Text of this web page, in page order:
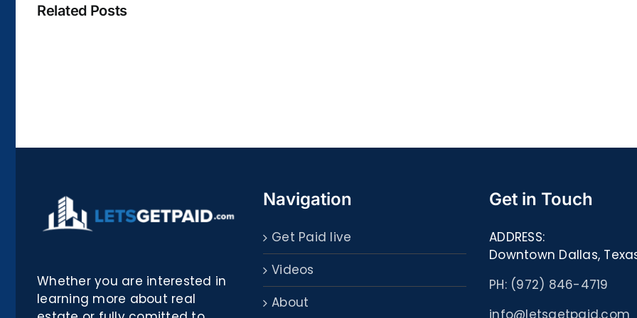
Related Posts
Biblioteca
PDF,
ed
Whether you are interested in
learning more about real
Navigation
Get Paid live
Videos
About
Get in Touch
ADDRESS:
Downtown Dallas,
PH: (972) 846-4719